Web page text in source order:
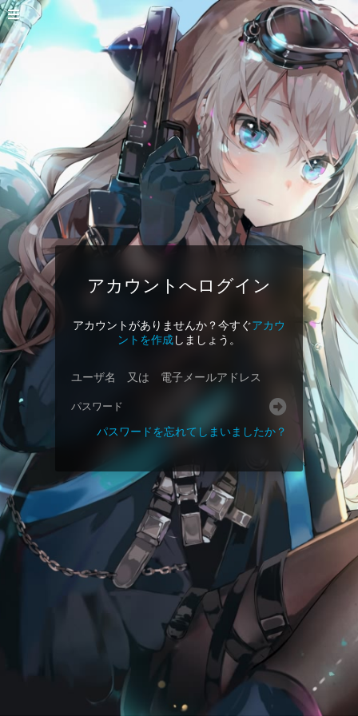
アカウントへログイン
アカウントがありませんか？今すぐアカウ
ントを作成しましょう。
パスワードを忘れてしまいましたか？